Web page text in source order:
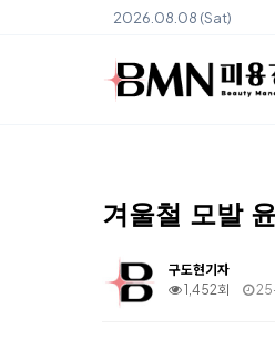
2026.08.08 (Sat)
겨울철 모발
구도현기자
1,452회